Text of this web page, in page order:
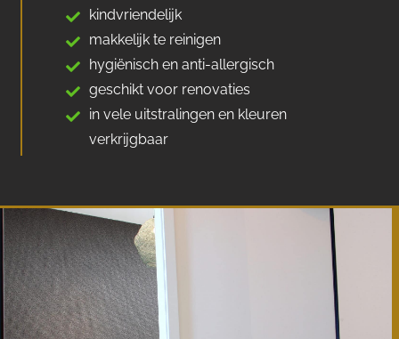
kindvriendelijk
makkelijk te reinigen
hygiënisch en anti-allergisch
geschikt voor renovaties
in vele uitstralingen en kleuren
verkrijgbaar